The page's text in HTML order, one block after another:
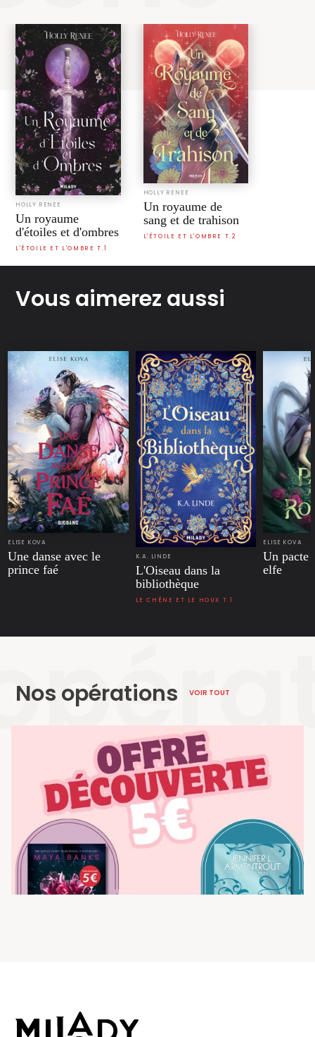
HOLLY RENEE
Un royaume
d'étoiles et d'ombres
L'ÉTOILE ET L'OMBRE T.1
HOLLY RENEE
Un royaume de
sang et de trahison
L'ÉTOILE ET L'OMBRE T.2
Vous aimerez aussi
ELISE KOVA
Une danse avec le
prince faé
K.A. LINDE
L'Oiseau dans la
bibliothèque
LE CHÊNE ET LE HOUX T.1
ELISE KOVA
Un pacte
elfe
Nos opérations VOIR TOUT